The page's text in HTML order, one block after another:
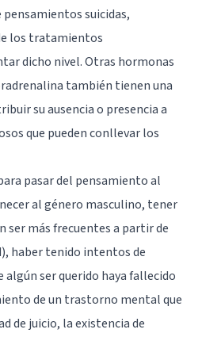
suicidas,
los tratamientos
dicho nivel. Otras hormonas
también tienen una
su ausencia o presencia a
que pueden conllevar los
pasar del pensamiento al
al género masculino, tener
ser más frecuentes a partir de
haber tenido intentos de
algún ser querido haya fallecido
de un trastorno mental que
de juicio, la existencia de